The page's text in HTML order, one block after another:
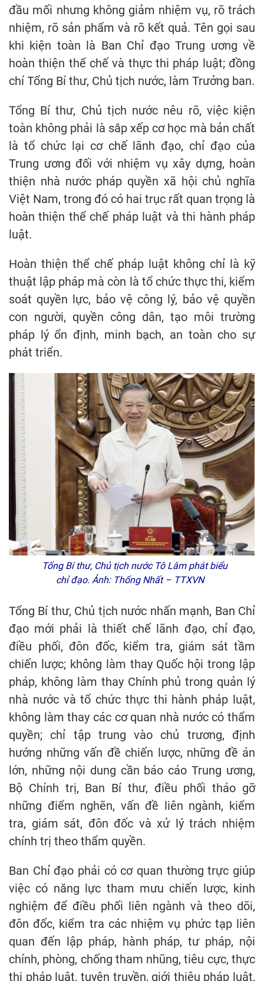
đầu mối nhưng không giảm nhiệm vụ, rõ trách
nhiệm, rõ sản phẩm và rõ kết quả. Tên gọi sau
khi kiện toàn là Ban Chỉ đạo Trung ương về
hoàn thiện thể chế và thực thi pháp luật; đồng
chí Tổng Bí thư, Chủ tịch nước, làm Trưởng ban.
Tổng Bí thư, Chủ tịch nước nêu rõ, việc kiện
toàn không phải là sắp xếp cơ học mà bản chất
là tổ chức lại cơ chế lãnh đạo, chỉ đạo của
Trung ương đối với nhiệm vụ xây dựng, hoàn
thiện nhà nước pháp quyền xã hội chủ nghĩa
Việt Nam, trong đó có hai trục rất quan trọng là
hoàn thiện thể chế pháp luật và thi hành pháp
luật.
Hoàn thiện thể chế pháp luật không chỉ là kỹ
thuật lập pháp mà còn là tổ chức thực thi, kiểm
soát quyền lực, bảo vệ công lý, bảo vệ quyền
con người, quyền công dân, tạo môi trường
pháp lý ổn định, minh bạch, an toàn cho sự
phát triển.
Tổng Bí thư, Chủ tịch nước Tô Lâm phát biểu
chỉ đạo. Ảnh: Thống Nhất – TTXVN
Tổng Bí thư, Chủ tịch nước nhấn mạnh, Ban Chỉ
đạo mới phải là thiết chế lãnh đạo, chỉ đạo,
điều phối, đôn đốc, kiểm tra, giám sát tầm
chiến lược; không làm thay Quốc hội trong lập
pháp, không làm thay Chính phủ trong quản lý
nhà nước và tổ chức thực thi hành pháp luật,
không làm thay các cơ quan nhà nước có thẩm
quyền; chỉ tập trung vào chủ trương, định
hướng những vấn đề chiến lược, những đề án
lớn, những nội dung cần báo cáo Trung ương,
Bộ Chính trị, Ban Bí thư, điều phối tháo gỡ
những điểm nghẽn, vấn đề liên ngành, kiểm
tra, giám sát, đôn đốc và xử lý trách nhiệm
chính trị theo thẩm quyền.
Ban Chỉ đạo phải có cơ quan thường trực giúp
việc có năng lực tham mưu chiến lược, kinh
nghiệm để điều phối liên ngành và theo dõi,
đôn đốc, kiểm tra các nhiệm vụ phức tạp liên
quan đến lập pháp, hành pháp, tư pháp, nội
chính, phòng, chống tham nhũng, tiêu cực, thực
thi pháp luật, tuyên truyền, giới thiệu pháp luật,